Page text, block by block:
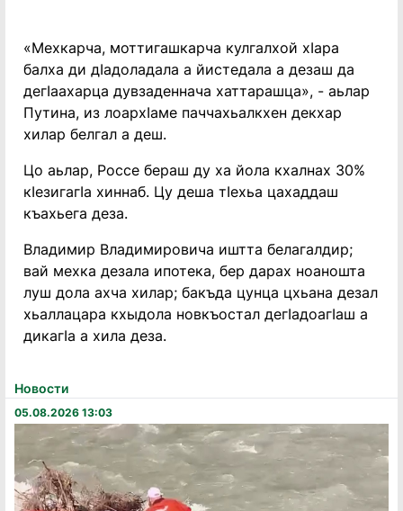
Новости
05.08.2026 13:03
«Мехкарча, моттигашкарча кулгалхой хӀара
балха ди дӀадоладала а йистедала а дезаш да
дегӀаахарца дувзаденнача хаттарашца», - аьлар
Путина, из лоархӀаме паччахьалкхен декхар
хилар белгал а деш.
Цо аьлар, Россе бераш ду ха йола кхалнах 30%
кӀезигагӀа хиннаб. Цу деша тӀехьа цахаддаш
къахьега деза.
Владимир Владимировича иштта белагалдир;
вай мехка дезала ипотека, бер дарах ноаношта
луш дола ахча хилар; бакъда цунца цхьана дезал
хьаллацара кхыдола новкъостал дегӀадоагӀаш а
дикагӀа а хила деза.